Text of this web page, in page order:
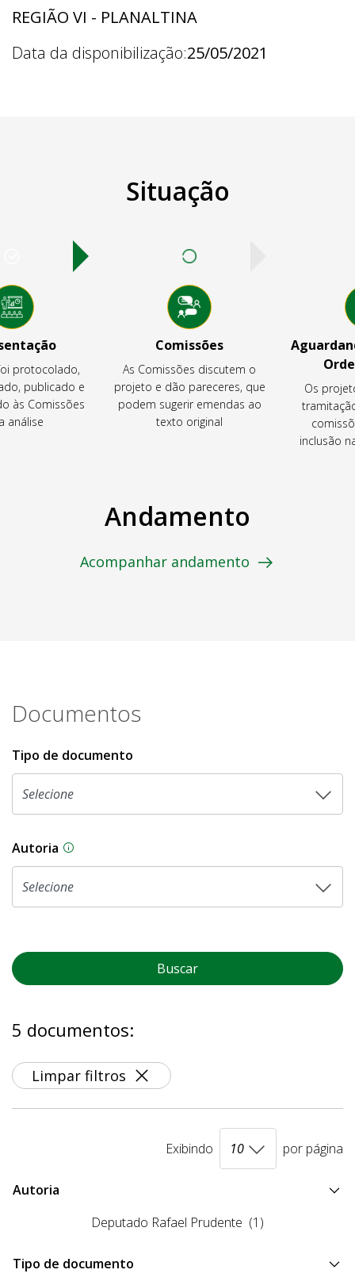
REGIÃO VI - PLANALTINA
Data da disponibilização:25/05/2021
Situação
protocolado,
publicado e
às Comissões
análise
Comissões
As Comissões discutem o
projeto e dão pareceres, que
podem sugerir emendas ao
texto original
Os
inclusão
Andamento
Acompanhar andamento
Documentos
Tipo de documento
Autoria As proposições legislativas na CLDF podem
Buscar
5 documentos:
Limpar filtros
Exibindo por página
Autoria
Deputado Rafael Prudente (1)
Tipo de documento